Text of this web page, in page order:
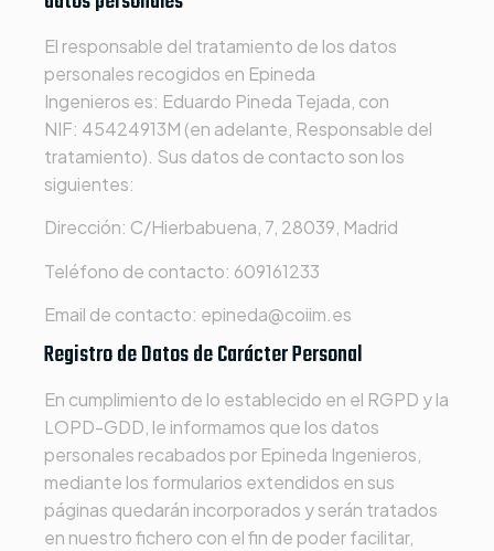
El responsable del tratamiento de los datos
personales recogidos en Epineda
Ingenieros es: Eduardo Pineda Tejada , con
NIF: 45424913M (en adelante, Responsable del
tratamiento). Sus datos de contacto son los
siguientes:
Dirección: C/Hierbabuena, 7, 28039, Madrid
Teléfono de contacto: 609161233
Email de contacto: epineda@coiim.es
Registro de Datos de Carácter Personal
En cumplimiento de lo establecido en el RGPD y la
LOPD-GDD, le informamos que los datos
personales recabados por Epineda Ingenieros,
mediante los formularios extendidos en sus
páginas quedarán incorporados y serán tratados
en nuestro fichero con el fin de poder facilitar,